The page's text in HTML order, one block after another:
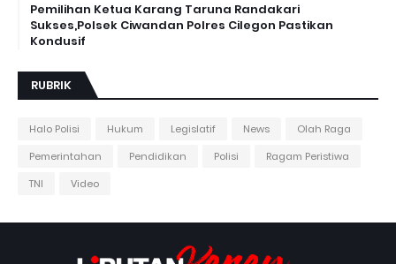
Pemilihan Ketua Karang Taruna Randakari
Sukses,Polsek Ciwandan Polres Cilegon Pastikan
Kondusif
RUBRIK
Halo Polisi Hukum Legislatif News
Olah Raga
Pemerintahan
Pendidikan Polisi
Ragam Peristiwa
TNI
Video